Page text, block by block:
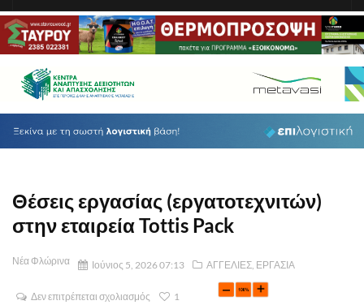
Θέσεις εργασίας (εργατοτεχνιτών)
στην εταιρεία Tottis Pack
Νέα Φλώρινα Ιούνιος 5, 2026 07:13 ΑΓΓΕΛΙΕΣ, ΕΡΓΑΣΙΑ
Δεν επιτρέπεται σχολιασμός 1